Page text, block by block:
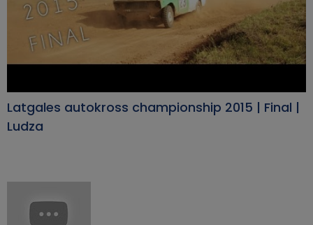
Latgales autokross championship 2015 | Final |
Ludza